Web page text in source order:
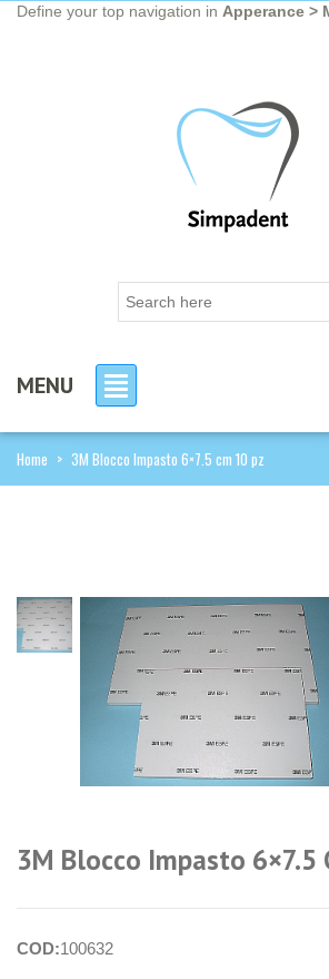
Define your top navigation in Apperance >
MENU
Home > 3M Blocco Impasto 6×7.5 cm 10 pz
login per
prezzi
3M Blocco Impasto 6×7.5
COD:100632